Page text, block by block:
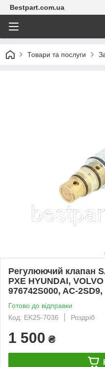
Bestpart.com.ua
Товари та послуги
Регулюючий клапан
PXE HYUNDAI,
976742S000, AC-
Готово до відправки
Код: EK25-7036
Роздріб
1 500 ₴